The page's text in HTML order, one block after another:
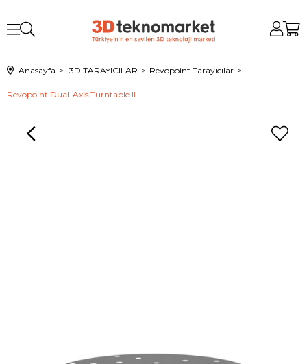
Anasayfa 3D TARAYICILAR Revopoint Tarayıcılar
Revopoint Dual-Axis Turntable II